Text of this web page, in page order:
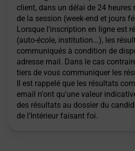
client, dans un délai de 24
de la session (week-end et jours
Lorsque l'inscription en ligne est
(auto-école, institution...), les
communiqués à condition de
adresse mail. Dans le cas
tiers de vous communiquer les
Il est rappelé que les résultats
email n'ont qu'une valeur
des résultats au dossier du
de l'Intérieur faisant foi.